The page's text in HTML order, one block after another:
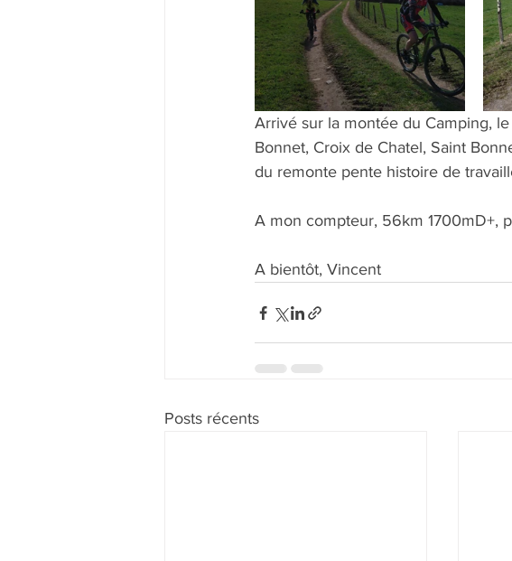
Arrivé sur la montée du Camping,
Bonnet, Croix de Chatel, Saint
du remonte pente histoire de
A mon compteur, 56km 1700mD+,
A bientôt, Vincent
Posts récents